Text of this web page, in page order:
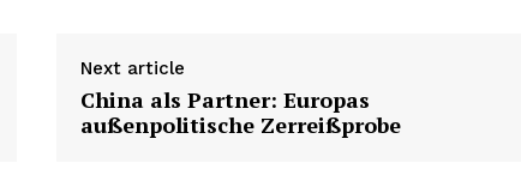
Next article
China als Partner: Europas
außenpolitische Zerreißprobe